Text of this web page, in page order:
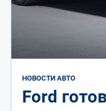
НОВОСТИ АВТО
Ford